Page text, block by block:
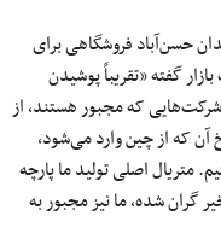
حسن‌آباد فروشگاهی برای
گفته «تقریباً پوشیدن
که مجبور هستند، از
که از چین وارد می‌شود،
متریال اصلی تولید ما پارچه
ماه اخیر گران شده، ما نیز مجبور به